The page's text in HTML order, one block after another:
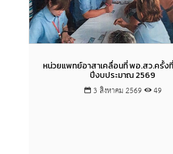
หน่วยแพทย์อาสาเคลื่อนที่ พอ.สว.ครั้งที่
ปีงบประมาณ 2569
3 สิงหาคม 2569 49